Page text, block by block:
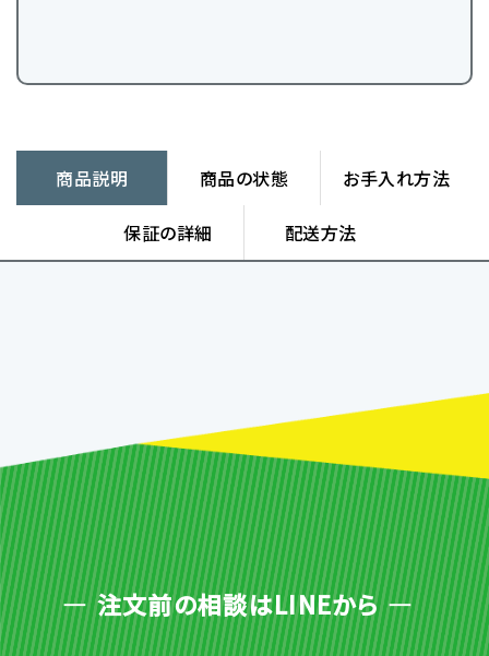
商品説明 商品の状態 お手入れ方法
保証の詳細 配送方法
注文前の相談はLINEから